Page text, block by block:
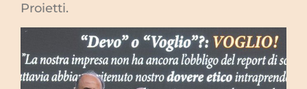
Proietti.